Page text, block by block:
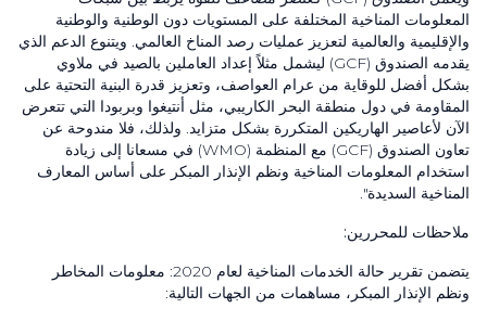
المعلومات المناخية المختلفة على المستويات دون الوطنية والوطنية
والإقليمية والعالمية لتعزيز عمليات رصد المناخ العالمي. ويتنوع الدعم الذي
يقدمه الصندوق (GCF)
ليشمل مثلاً إعداد العاملين بالصيد في ملاوي
بشكل أفضل للوقاية من عرام العواصف، وتعزيز قدرة البنية التحتية على
المقاومة في دول منطقة البحر الكاريبي، مثل أنتيغوا وبربودا التي تتعرض
الآن لأعاصير الهاريكين المتكررة بشكل متزايد. ولذلك، فلا مندوحة عن
تعاون الصندوق (GCF) مع المنظمة (WMO)
في مسعانا إلى زيادة
استخدام المعلومات المناخية ونظم الإنذار المبكر على أساس المعارف
المناخية السديدة".
ملاحظات للمحررين:
يتضمن تقرير حالة الخدمات المناخية لعام 2020: معلومات المخاطر
ونظم الإنذار المبكر، مساهمات من الجهات التالية: